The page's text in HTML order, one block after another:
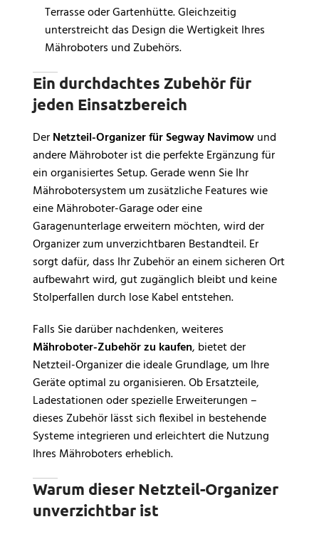
Terrasse oder Gartenhütte. Gleichzeitig
unterstreicht das Design die Wertigkeit Ihres
Mähroboters und Zubehörs.
Ein durchdachtes Zubehör für
jeden Einsatzbereich
DerNetzteil-Organizer für Segway Navimowund
andere Mähroboter ist die perfekte Ergänzung für
ein organisiertes Setup. Gerade wenn Sie Ihr
Mährobotersystem um zusätzliche Features wie
eine Mähroboter-Garage oder eine
Garagenunterlage erweitern möchten, wird der
Organizer zum unverzichtbaren Bestandteil. Er
sorgt dafür, dass Ihr Zubehör an einem sicheren Ort
aufbewahrt wird, gut zugänglich bleibt und keine
Stolperfallen durch lose Kabel entstehen.
Falls Sie darüber nachdenken, weiteres
Mähroboter-Zubehör zu kaufen, bietet der
Netzteil-Organizer die ideale Grundlage, um Ihre
Geräte optimal zu organisieren. Ob Ersatzteile,
Ladestationen oder spezielle Erweiterungen –
dieses Zubehör lässt sich flexibel in bestehende
Systeme integrieren und erleichtert die Nutzung
Ihres Mähroboters erheblich.
Warum dieser Netzteil-Organizer
unverzichtbar ist